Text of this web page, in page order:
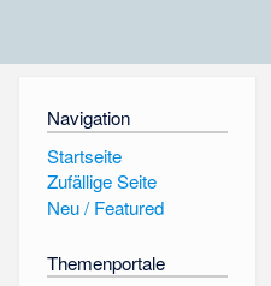
Navigation
Startseite
Zufällige Seite
Neu / Featured
Themenportale